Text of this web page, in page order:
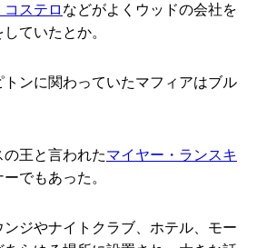
ステロ などがよくウッドの会社を
ていたとか。
トンに関わっていたマフィアはブル
王と言われたマイヤー・ランスキ
でもあった。
ジやナイトクラブ、ホテル、モー